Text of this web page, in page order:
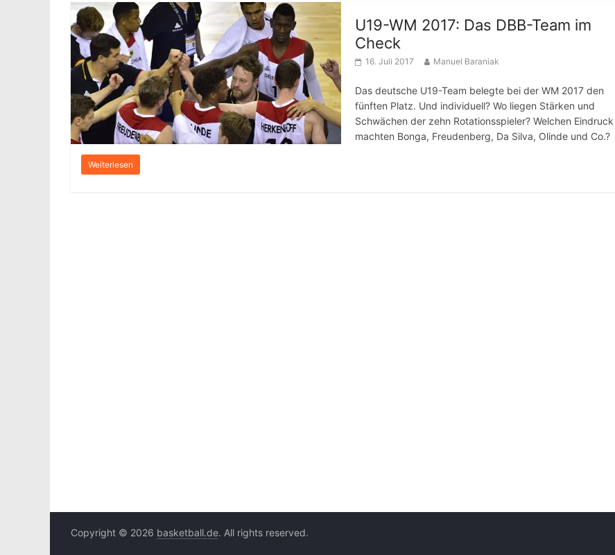
U19-WM 2017: Das DBB-Team im
Check
16. Juli 2017 Manuel Baraniak
Das deutsche U19-Team belegte bei der WM 2017 den
fünften Platz. Und individuell? Wo liegen Stärken und
Schwächen der zehn Rotationsspieler? Welchen Eindruck
machten Bonga, Freudenberg, Da Silva, Olinde und Co.?
Weiterlesen
Copyright © 2026 basketball.de. All rights reserved.